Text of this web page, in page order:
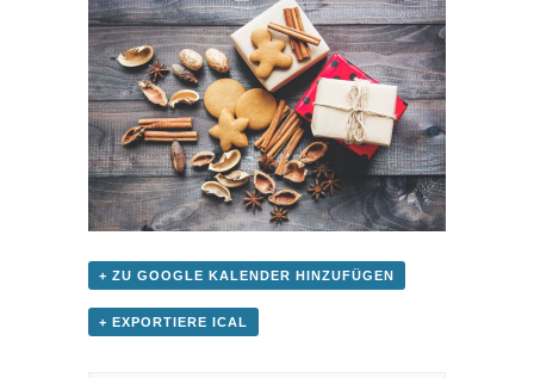
+ ZU GOOGLE KALENDER HINZUFÜGEN
+ EXPORTIERE ICAL